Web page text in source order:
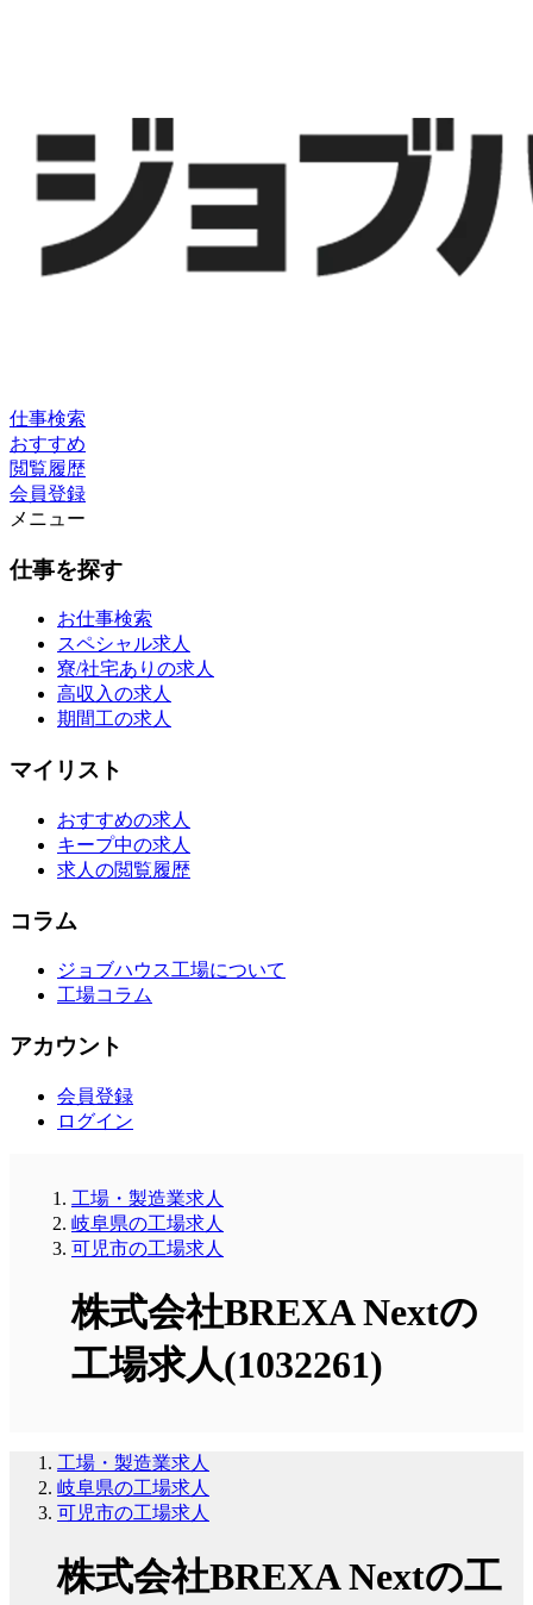
仕事検索
おすすめ
閲覧履歴
会員登録
メニュー
仕事を探す
お仕事検索
スペシャル求人
寮/社宅ありの求人
高収入の求人
期間工の求人
マイリスト
おすすめの求人
キープ中の求人
求人の閲覧履歴
コラム
ジョブハウス工場について
工場コラム
アカウント
会員登録
ログイン
工場・製造業求人
岐阜県の工場求人
可児市の工場求人
株式会社BREXA Nextの
工場求人(1032261)
工場・製造業求人
岐阜県の工場求人
可児市の工場求人
株式会社BREXA Nextの工